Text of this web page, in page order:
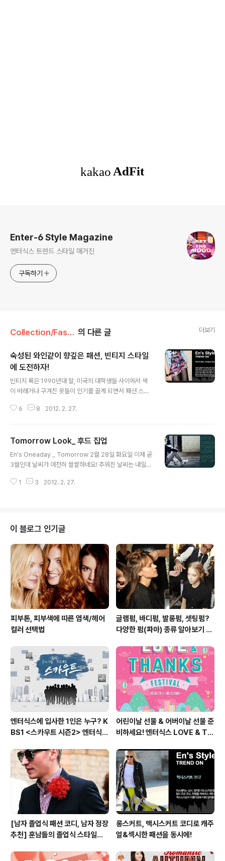
Enter-6 Style Magazine
엔터식스 트렌드 스타일 매거진
구독하기
Collection/Fashion 의 다른 글 더보기
숙성된 와인같이 향깊은 패션, 빈티지 스타일
에 도전하자!
빈티지 룩은 1990년대 말, 미국의 대학생들 사이에서 색
이 바래거나 구겨진 옷들이 인기를 끌게 되면서 패션 스타
에서는 2000년대 전후에 일본의 구제패션에 뒤를 이어 빈
스타일이 되었다고 합니다. ‘빈티지 패션’ 하면 가장 먼저
연상되는 것은 무엇인가요? 세월이 흐를수록 더욱 깊은 맛
과 향이 우러나는 와인 입니다. 빈티지(Vintage)라는 단어
한 연도를 의미하는데요, 이를 통해 와인의 숙성 정도를 파
6 8 2012. 2. 27.
Tomorrow Look_ 후드 집업
En's Oneaday _ Tomorrow 2월 28일 화요일 이제 곧
3월인데 날씨가 여전히 쌀쌀하네요! 추워진 날씨는 내일
도에 눈까지 내렸다고 해서 한파가 맞긴 하구나 했어요. 이
히 챙기는 것이 좋을 것 같아 후드 집업을 소개해드리고자
하는데요. 여분의 옷이 필요할 때 더욱 좋은 아이템이죠?
후드집업은 가을과 겨울에 깔끔하게 코디할 수 있어 많은
사랑 받는 아이템입니다! 단순한 디자인이지만 매치하기
좋아 여러 옷에 무난하게 어울리고 남녀노소 모두 소화할
수 있는 옷이여서 그런지 많..
1 3 2012. 2. 27.
이 블로그 인기글
피부톤, 피부색에 따른 염색/헤어
컬러 선택법
글램펌, 바디펌, 발롱펌, 셋팅펌?
다양한 펌(파마) 종류 알아보기 여
엔터식스에 입사한 1인은 누구? K
BS1 <스카우트 시즌2> 엔터식스
어린이날 선물 & 어버이날 선물 준
비하세요! 엔터식스 LOVE & TH
~ 05.10]
[남자 졸업식 패션 코디, 남자 정장
추천] 훈남들의 졸업식 스타일링
롱스커트, 맥시스커트 코디로 캐주
얼&섹시한 패션을 동시에!